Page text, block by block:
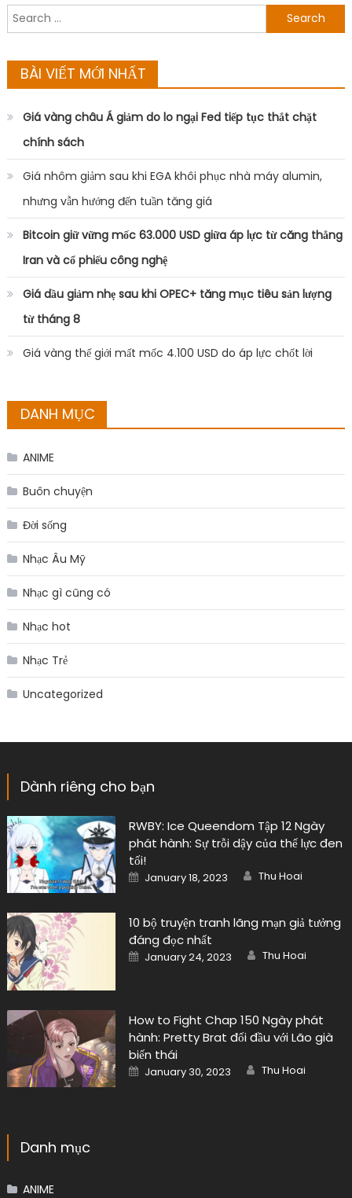
Search
for:
BÀI VIẾT MỚI NHẤT
Giá vàng châu Á giảm do lo ngại Fed tiếp tục thắt chặt
chính sách
Giá nhôm giảm sau khi EGA khôi phục nhà máy alumin,
nhưng vẫn hướng đến tuần tăng giá
Bitcoin giữ vững mốc 63.000 USD giữa áp lực từ căng thẳng
Iran và cổ phiếu công nghệ
Giá dầu giảm nhẹ sau khi OPEC+ tăng mục tiêu sản lượng
từ tháng 8
Giá vàng thế giới mất mốc 4.100 USD do áp lực chốt lời
DANH MỤC
ANIME
Buôn chuyện
Đời sống
Nhạc Âu Mỹ
Nhạc gì cũng có
Nhạc hot
Nhạc Trẻ
Uncategorized
Dành riêng cho bạn
RWBY: Ice Queendom Tập 12 Ngày
phát hành: Sự trỗi dậy của thế lực đen
tối!
Posted
on
January 18, 2023 Author
Thu Hoai
10 bộ truyện tranh lãng mạn giả tưởng
đáng đọc nhất
Posted
on
January 24, 2023 Author
Thu Hoai
How to Fight Chap 150 Ngày phát
hành: Pretty Brat đối đầu với Lão già
biến thái
Posted
on
January 30, 2023 Author
Thu Hoai
Danh mục
ANIME